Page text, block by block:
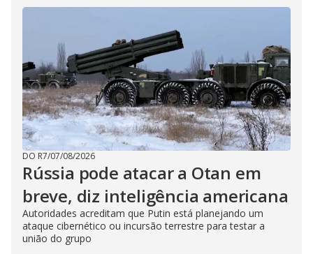
DO R7/07/08/2026
Rússia pode atacar a Otan em
breve, diz inteligência americana
Autoridades acreditam que Putin está planejando um
ataque cibernético ou incursão terrestre para testar a
união do grupo